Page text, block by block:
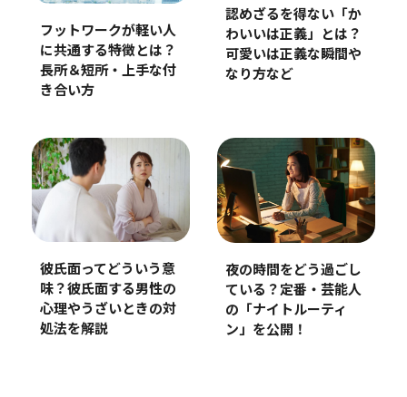
フットワークが軽い人
に共通する特徴とは？
長所＆短所・上手な付
き合い方
認めざるを得ない「か
わいいは正義」とは？
可愛いは正義な瞬間や
なり方など
彼氏面ってどういう意
味？彼氏面する男性の
心理やうざいときの対
処法を解説
夜の時間をどう過ごし
ている？定番・芸能人
の「ナイトルーティ
ン」を公開！